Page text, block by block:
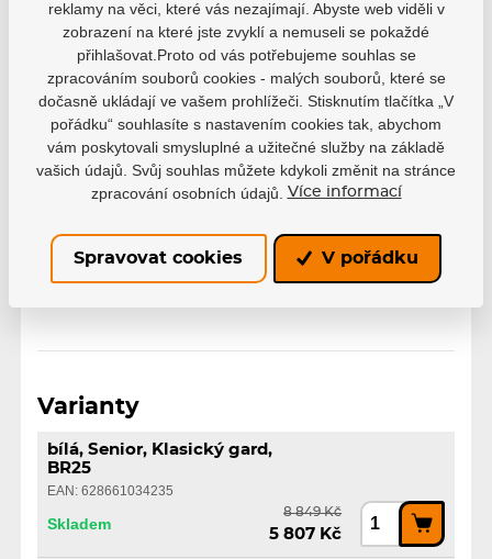
Barva
Modrá
Varianta Senior
Řada Optik
Vyrážečka
V levé ruce
Varianty
bílá, Senior, Klasický gard,
BR25
EAN: 628661034235
Skladem
8 849 Kč
5 807 Kč
reklamy na věci, které vás nezajímají. Abyste web viděli v
zobrazení na které jste zvyklí a nemuseli se pokaždé
přihlašovat.Proto od vás potřebujeme souhlas se
zpracováním souborů cookies - malých souborů, které se
dočasně ukládají ve vašem prohlížeči. Stisknutím tlačítka „V
pořádku“ souhlasíte s nastavením cookies tak, abychom
vám poskytovali smysluplné a užitečné služby na základě
vašich údajů. Svůj souhlas můžete kdykoli změnit na stránce
zpracování osobních údajů.
Více informací
Spravovat cookies V pořádku